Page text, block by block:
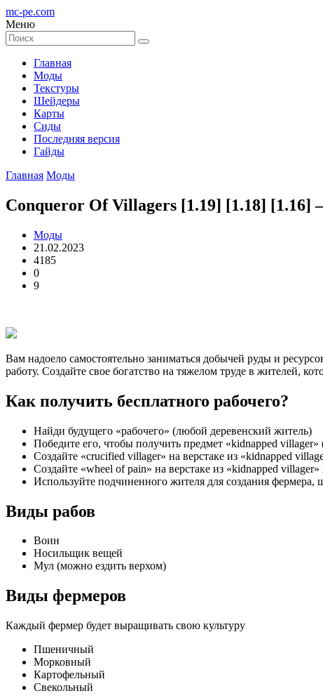
mc-pe.com
Меню
Главная
Моды
Текстуры
Шейдеры
Карты
Сиды
Последняя версия
Гайды
Главная Моды
Conqueror Of Villagers [1.19] [1.18] [1.16]
Моды
21.02.2023
4185
0
9
Вам надоело самостоятельно заниматься добычей руды и
работу. Создайте свое богатство на тяжелом труде в жителей,
Как получить бесплатного рабочего?
Найди будущего «рабочего» (любой деревенский житель)
Победите его, чтобы получить предмет «kidnapped
Создайте «crucified villager» на верстаке из «kidnapped
Создайте «wheel of pain» на верстаке из «kidnapped villager»
Используйте подчиненного жителя для создания фермера,
Виды рабов
Воин
Носильщик вещей
Мул (можно ездить верхом)
Виды фермеров
Каждый фермер будет выращивать свою культуру
Пшеничный
Морковный
Картофельный
Свекольный